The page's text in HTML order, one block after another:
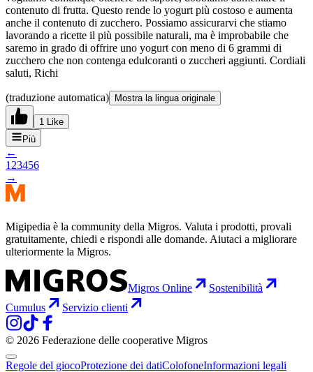
contenuto di frutta. Questo rende lo yogurt più costoso e aumenta
anche il contenuto di zucchero. Possiamo assicurarvi che stiamo
lavorando a ricette il più possibile naturali, ma è improbabile che
saremo in grado di offrire uno yogurt con meno di 6 grammi di
zucchero che non contenga edulcoranti o zuccheri aggiunti. Cordiali
saluti, Richi
(traduzione automatica) Mostra la lingua originale
1 Like
Più
←
1 23456
→
Migipedia è la community della Migros. Valuta i prodotti, provali
gratuitamente, chiedi e rispondi alle domande. Aiutaci a migliorare
ulteriormente la Migros.
Migros Online
Sostenibilità
Cumulus
Servizio clienti
© 2026 Federazione delle cooperative Migros
Regole del giocoProtezione dei datiColofoneInformazioni legali